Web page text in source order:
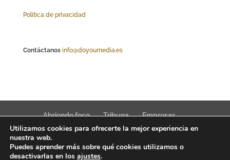
Política de privacidad
Contáctanos info@doyoumedia.es
Abriendo foco Tribuna
Empresas
Actualidad
Innovación Tendencias
Utilizamos cookies para ofrecerte la mejor experiencia en
nuestra web.
Puedes aprender más sobre qué cookies utilizamos o
desactivarlas en los ajustes.